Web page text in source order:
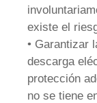
existe el
• Garantizar
descarga
protección
no se tiene